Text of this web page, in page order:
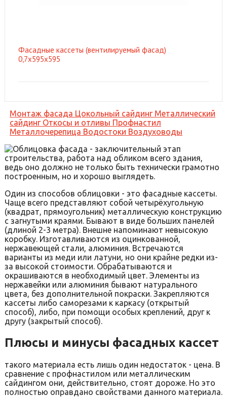
Фасадные кассеты (вентилируемый фасад)
0,7х595х595
Монтаж фасада Цокольный сайдинг Металлический
сайдинг Откосы и отливы Профнастил
Металлочерепица Водостоки Воздуховоды
Облицовка фасада - заключительный этап
строительства, работа над обликом всего здания,
ведь оно должно не только быть технически грамотно
построенным, но и хорошо выглядеть.
Один из способов облицовки - это фасадные кассеты.
Чаще всего представляют собой четырёхугольную
(квадрат, прямоугольник) металлическую конструкцию
с загнутыми краями. Бывают в виде больших панелей
(длиной 2-3 метра). Внешне напоминают невысокую
коробку. Изготавливаются из оцинкованной,
нержавеющей стали, алюминия. Встречаются
варианты из меди или латуни, но они крайне редки из-
за высокой стоимости. Обрабатываются и
окрашиваются в необходимый цвет. Элементы из
нержавейки или алюминия бывают натурального
цвета, без дополнительной покраски. Закрепляются
кассеты либо саморезами к каркасу (открытый
способ), либо, при помощи особых креплений, друг к
другу (закрытый способ).
Плюсы и минусы фасадных кассет
такого материала есть лишь один недостаток - цена. В
сравнение с профнастилом или металлическим
сайдингом они, действительно, стоят дороже. Но это
полностью оправдано свойствами данного материала.